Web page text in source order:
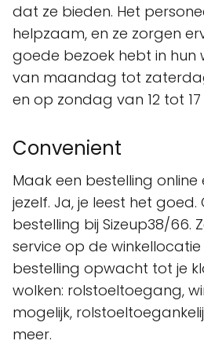
dat ze bieden. Het
helpzaam, en ze zorgen
goede bezoek hebt in hun
van maandag tot
en op zondag van 12 tot 17
Convenient
Maak een bestelling
jezelf. Ja, je leest het goed.
bestelling bij Sizeup38/66.
service op de
bestelling opwacht tot je
wolken: rolstoeltoegang,
mogelijk,
meer.